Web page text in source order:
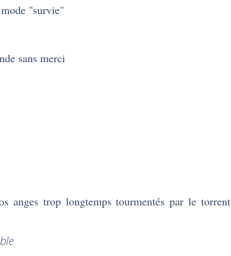
"survie"
sans merci
anges trop longtemps tourmentés par le torrent